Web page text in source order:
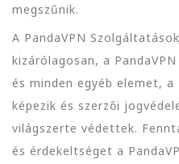
megszűnik.
A PandaVPN
kizárólagosan, a
és minden egyéb elemet,
képezik és szerzői
világszerte védettek.
és érdekeltséget a